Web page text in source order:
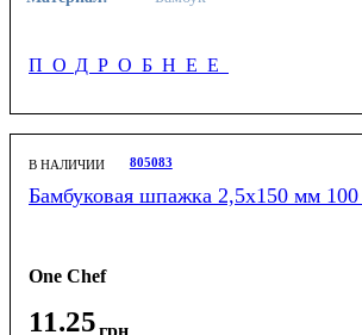
ПОДРОБНЕЕ
В НАЛИЧИИ 805083
Бамбуковая шпажка 2,5х150 мм
One Chef
11.25грн